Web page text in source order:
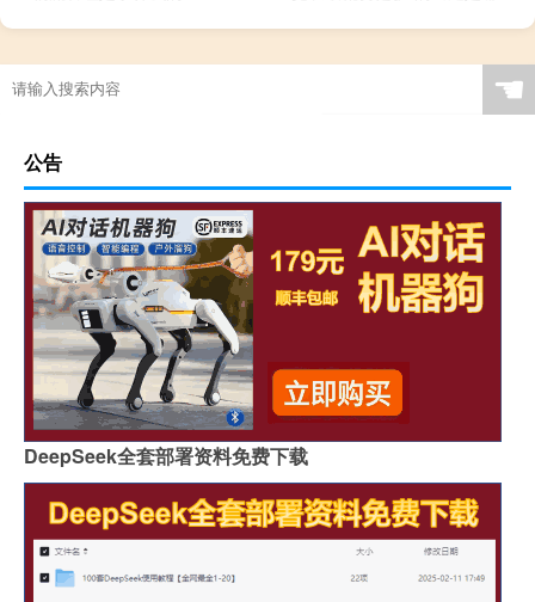
☚
公告
DeepSeek全套部署资料免费下载